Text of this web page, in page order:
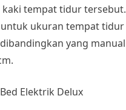
kaki tempat tidur tersebut.
ukuran tempat tidur
yang
Bed Elektrik Delux